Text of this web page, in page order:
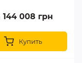
008 грн
Купить